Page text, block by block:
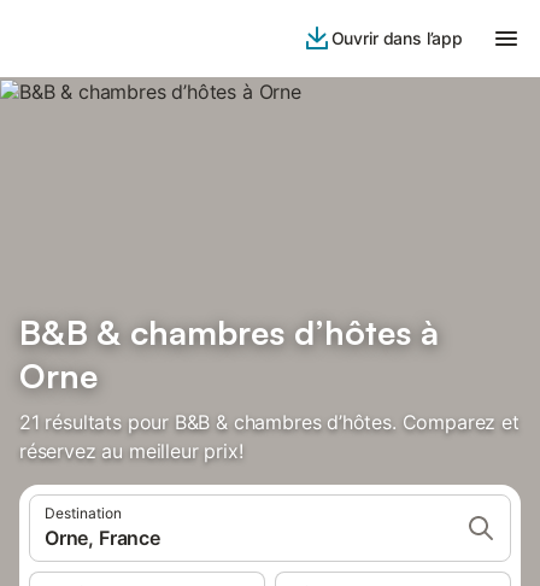
Ouvrir dans l’app
B&B & chambres d’hôtes à
Orne
21 résultats pour B&B & chambres d’hôtes. Comparez et
réservez au meilleur prix!
Destination
Orne, France